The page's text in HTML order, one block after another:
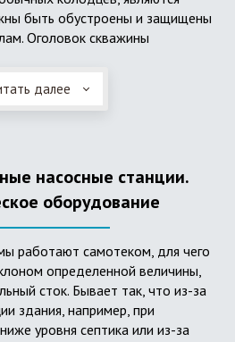
быть обустроены и защищены
Оголовок скважины
способно
атмосферными и
режиме. Лучшим способом
устройство герметичной
не только защищает оголовок
но и обеспечивает
в любой период года.
из обычных железобетонных
высокого уровня
случае затруднительно
Если имеется
далее
насосные станции.
оборудование
работают самотеком, для чего
определенной величины,
сток. Бывает так, что из-за
здания, например, при
уровня септика или из-за